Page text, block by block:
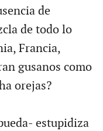
de
de todo lo
Francia,
gusanos como
orejas?
estupidiza